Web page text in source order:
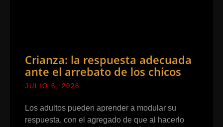
Crianza: la respuesta adecuada
ante el arrebato de los chicos
JULIO 6, 2026
Los adultos pueden aprender a modular su
respuesta, con el agregado de que al hacerlo